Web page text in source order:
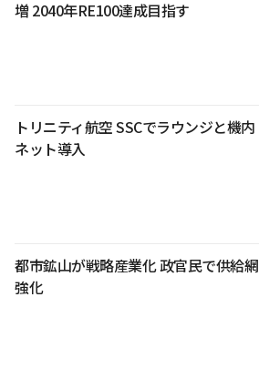
増 2040年RE100達成目指す
トリニティ航空 SSCでラウンジと機内
ネット導入
都市鉱山が戦略産業化 政官民で供給網
強化